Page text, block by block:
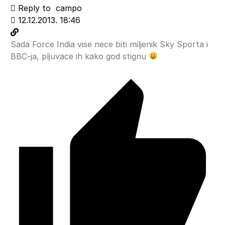
Reply to campo
12.12.2013. 18:46
Sada Force India vise nece biti miljenik Sky Sporta i
BBC-ja, pljuvace ih kako god stignu